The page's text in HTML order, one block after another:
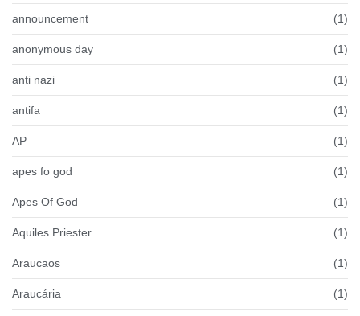
announcement (1)
anonymous day (1)
anti nazi (1)
antifa (1)
AP (1)
apes fo god (1)
Apes Of God (1)
Aquiles Priester (1)
Araucaos (1)
Araucária (1)